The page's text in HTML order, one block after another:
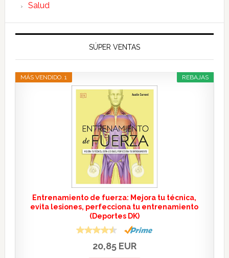
Salud
SÚPER VENTAS
REBAJAS
MÁS VENDIDO. 1
Entrenamiento de fuerza: Mejora tu técnica,
evita lesiones, perfecciona tu entrenamiento
(Deportes DK)
20,85 EUR